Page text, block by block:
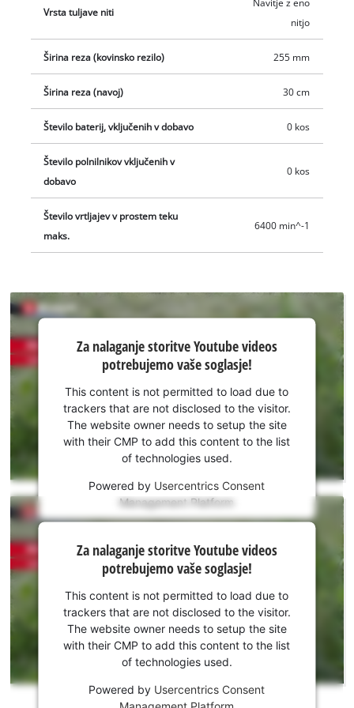
Vrsta tuljave niti
Navitje z eno
nitjo
Širina reza (kovinsko rezilo) 255 mm
Širina reza (navoj) 30 cm
Število baterij, vključenih v dobavo 0 kos
Število polnilnikov vključenih v
dobavo
0 kos
Število vrtljajev v prostem teku
maks.
6400 min^-1
Za nalaganje
storitve
Youtube
potrebujemo
soglasje!
is
not
permitted
to
load
due
to
that
are
to
Za nalaganje storitve Youtube videos
potrebujemo vaše soglasje!
This content is not permitted to load due to
trackers that are not disclosed to the visitor.
The website owner needs to setup the site
with their CMP to add this content to the list
of technologies used.
Powered by Usercentrics Consent
Management Platform
Za nalaganje
storitve
Youtube
potrebujemo
soglasje!
is
Za nalaganje storitve Youtube videos
potrebujemo vaše soglasje!
This content is not permitted to load due to
trackers that are not disclosed to the visitor.
The website owner needs to setup the site
with their CMP to add this content to the list
of technologies used.
Powered by Usercentrics Consent